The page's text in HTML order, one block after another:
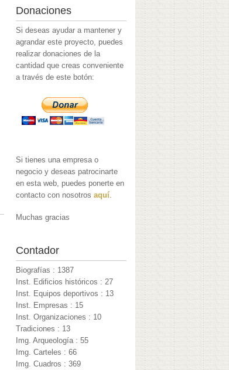
Donaciones
Si deseas ayudar a mantener y
agrandar este proyecto, puedes
realizar donaciones de la
cantidad que creas conveniente
a través de este botón:
Si tienes una empresa o
negocio y deseas patrocinarte
en esta web, puedes ponerte en
contacto con nosotrosaquí.
Muchas gracias
Contador
Biografías : 1387
Inst. Edificios históricos : 27
Inst. Equipos deportivos : 13
Inst. Empresas : 15
Inst. Organizaciones : 10
Tradiciones : 13
Img. Arqueología : 55
Img. Carteles : 66
Img. Cuadros : 369